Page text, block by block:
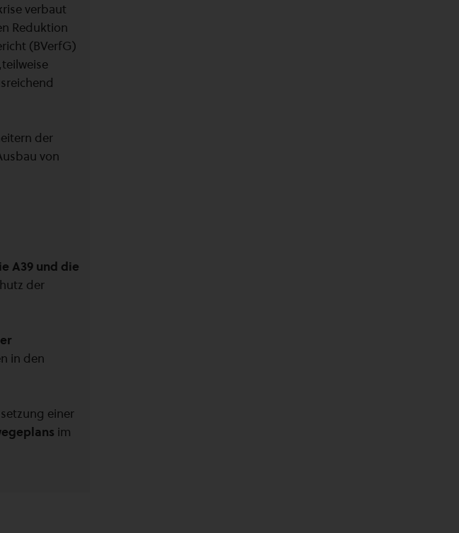
verbaut
Reduktion
(BVerfG)
der
von
A39 und die
der
in den
einer
im